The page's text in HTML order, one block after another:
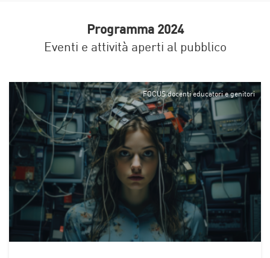
Programma 2024
Eventi e attività aperti al pubblico
FOCUS docenti educatori e genitori